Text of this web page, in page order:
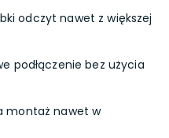
odczyt nawet z większej
podłączenie bez użycia
montaż nawet w